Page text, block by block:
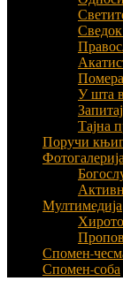
Сведок
У шта
Тајна
Поручи
Мултимедија
Спомен-
Спомен-соба